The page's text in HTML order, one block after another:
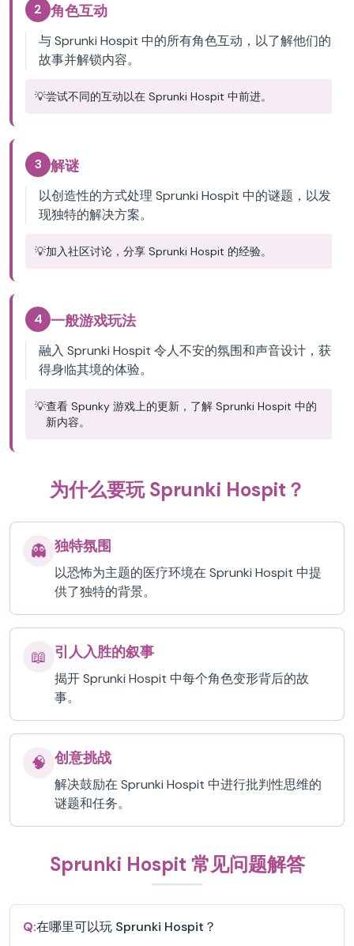
2 角色互动
与 Sprunki Hospit 中的所有角色互动，以了解他们的
故事并解锁内容。
💡尝试不同的互动以在 Sprunki Hospit 中前进。
3 解谜
以创造性的方式处理 Sprunki Hospit 中的谜题，以发
现独特的解决方案。
💡加入社区讨论，分享 Sprunki Hospit 的经验。
4 一般游戏玩法
融入 Sprunki Hospit 令人不安的氛围和声音设计，获
得身临其境的体验。
💡查看 Spunky 游戏上的更新，了解 Sprunki Hospit 中的
新内容。
为什么要玩 Sprunki Hospit？
👻 独特氛围
以恐怖为主题的医疗环境在 Sprunki Hospit 中提
供了独特的背景。
📖 引人入胜的叙事
揭开 Sprunki Hospit 中每个角色变形背后的故
事。
🧠 创意挑战
解决鼓励在 Sprunki Hospit 中进行批判性思维的
谜题和任务。
Sprunki Hospit 常见问题解答
Q:在哪里可以玩 Sprunki Hospit？